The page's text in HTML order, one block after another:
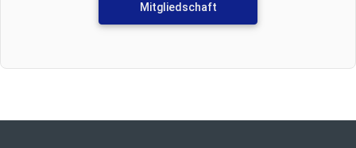
Mitgliedschaft